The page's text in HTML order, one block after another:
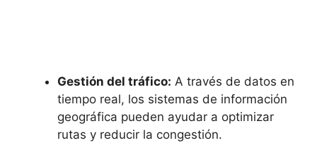
Gestión del tráfico: A través de datos en
tiempo real, los sistemas de información
geográfica pueden ayudar a optimizar
rutas y reducir la congestión.